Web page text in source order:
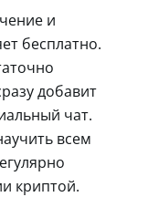
и
бесплатно.
добавит
чат.
всем
криптой.